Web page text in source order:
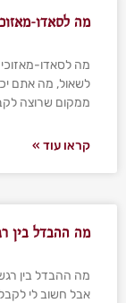
מה לסאדו-
מה לסאדו-
לשאול, מה אתם
ממקום שרוצה
קראו עוד »
מה ההבדל בין
מה ההבדל בין
אבל חשוב לי